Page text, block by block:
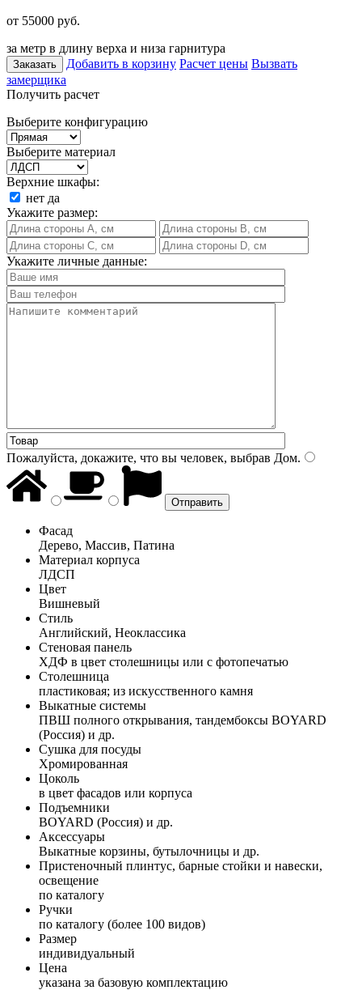
от 55000 руб.
за метр в длину верха и низа гарнитура
Заказать Добавить в корзину Расчет цены Вызвать
замерщика
Получить расчет
Выберите конфигурацию
Выберите материал
Верхние шкафы:
нет да
Укажите размер:
Укажите личные данные:
Пожалуйста, докажите, что вы человек, выбрав Дом.
Фасад
Дерево, Массив, Патина
Материал корпуса
ЛДСП
Цвет
Вишневый
Стиль
Английский, Неоклассика
Стеновая панель
ХДФ в цвет столешницы или с фотопечатью
Столешница
пластиковая; из искусственного камня
Выкатные системы
ПВШ полного открывания, тандембоксы BOYARD
(Россия) и др.
Сушка для посуды
Хромированная
Цоколь
в цвет фасадов или корпуса
Подъемники
BOYARD (Россия) и др.
Аксессуары
Выкатные корзины, бутылочницы и др.
Пристеночный плинтус, барные стойки и навески,
освещение
по каталогу
Ручки
по каталогу (более 100 видов)
Размер
индивидуальный
Цена
указана за базовую комплектацию